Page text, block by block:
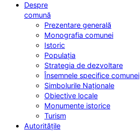
Despre
comună
Prezentare generală
Monografia comunei
Istoric
Populația
Strategia de dezvoltare
Însemnele specifice comunei
Simbolurile Naționale
Obiective locale
Monumente istorice
Turism
Autoritățile